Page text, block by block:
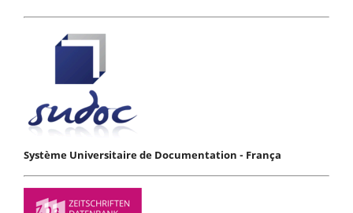
Système Universitaire de Documentation - França